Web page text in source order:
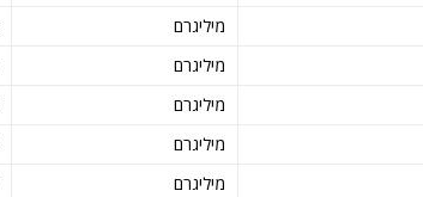
מיליגרם
מיליגרם
מיליגרם
מיליגרם
מיליגרם